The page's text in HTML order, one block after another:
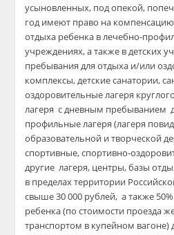
усыновленных, под опекой,
год имеют право на
отдыха ребенка в лечебно-
учреждениях, а также в детских
пребывания для отдыха и/или
комплексы, детские санатории,
оздоровительные лагеря
лагеря с дневным пребыванием
профильные лагеря (лагеря по
образовательной и творческой
спортивные, спортивно-
другие лагеря, центры, базы
в пределах территории
свыше 30 000 рублей, а также
ребенка (по стоимости проезда
транспортом в купейном вагоне)